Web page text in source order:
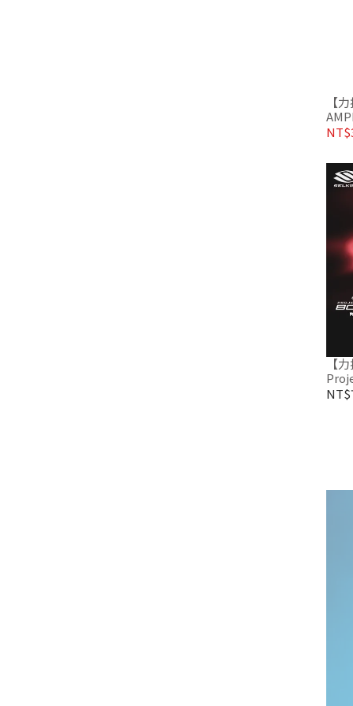
【
拍
【
Project
球拍